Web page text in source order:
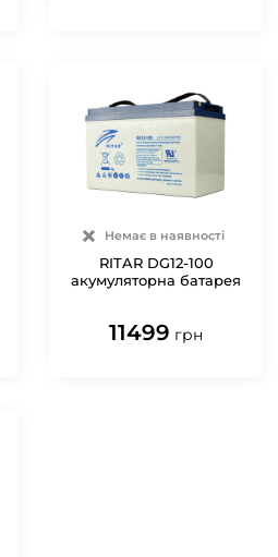
Немає в наявності
RITAR DG12-100
акумуляторна батарея
11499 грн